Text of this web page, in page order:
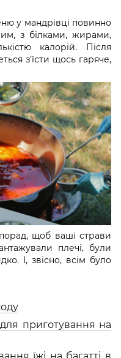
у мандрівці повинно
з білками, жирами,
калорій. Після
з’їсти щось гаряче,
щоб ваші страви
плечі, були
І, звісно, всім було
приготування на